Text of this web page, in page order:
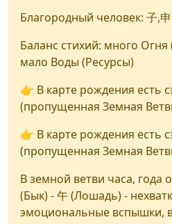
Благородный человек: 子,申
Баланс стихий: много Огня
мало Воды (Ресурсы)
👉 В карте рождения есть
(пропущенная Земная
👉 В карте рождения есть
(пропущенная Земная
В земной ветви часа, года
(Бык) -午(Лошадь) -
эмоциональные вспышки,